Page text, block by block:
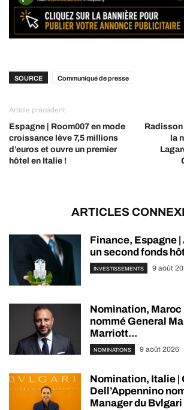
SOURCE Communiqué de presse
Article précédent
Espagne | Room007 en mode
croissance lève 7,5 millions
d’euros et ouvre un premier
hôtel en Italie !
Radisson
la
ARTICLES
Finance, Espagne
un second fonds
INVESTISSEMENTS 9 août
Nomination, Maroc
nommé General
Marriott...
NOMINATIONS 9 août 2026
Nomination, Italie |
Dell’Appennino
Manager du